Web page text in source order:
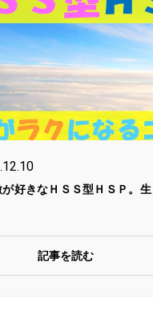
が好きなＨＳＳ型ＨＳＰ。
記事を読む